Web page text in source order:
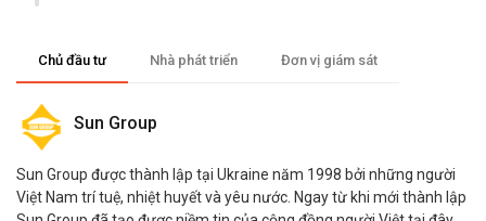
Chủ đầu tư Nhà phát triển Đơn vị giám sát
Sun Group
Sun Group được thành lập tại Ukraine năm 1998 bởi những người
Việt Nam trí tuệ, nhiệt huyết và yêu nước. Ngay từ khi mới thành lập